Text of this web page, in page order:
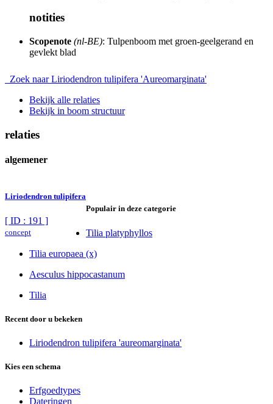
notities
Scopenote (nl-BE): Tulpenboom met groen-geelgerand en
gevlekt blad
Zoek naar Liriodendron tulipifera 'Aureomarginata'
Bekijk alle relaties
Bekijk in boom structuur
relaties
algemener
Liriodendron tulipifera
[ ID : 191 ]
concept
Populair in deze categorie
Tilia platyphyllos
Tilia europaea (x)
Aesculus hippocastanum
Tilia
Recent door u bekeken
Liriodendron tulipifera 'aureomarginata'
Kies een schema
Erfgoedtypes
Dateringen